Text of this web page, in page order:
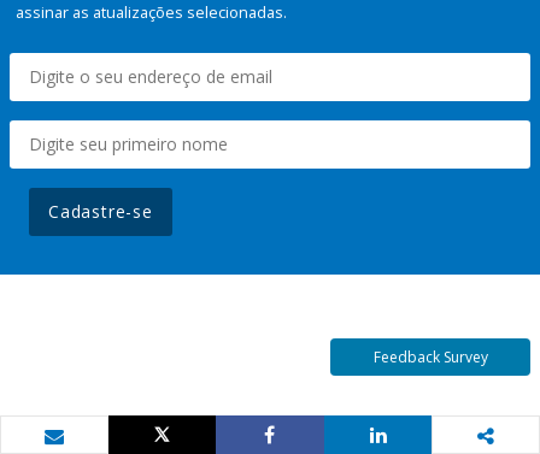
assinar as atualizações selecionadas.
Cadastre-se
Feedback Survey